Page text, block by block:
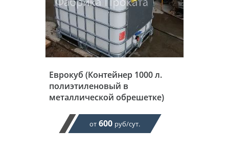
Еврокуб (Контейнер 1000 л.
полиэтиленовый в
металлической обрешетке)
от 600 руб/сут.